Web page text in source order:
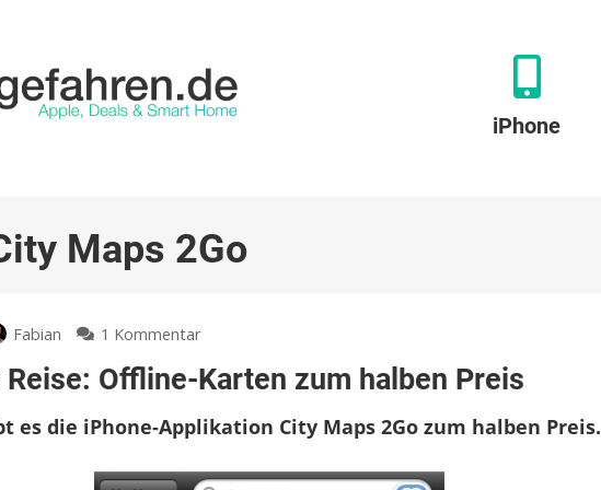
iPhone
Maps 2Go
Fabian 1 Kommentarzu
die
Reise:
Karten
Offline-Karten zum halben Preis
es die iPhone-Applikation City Maps 2Go zum halben Preis.